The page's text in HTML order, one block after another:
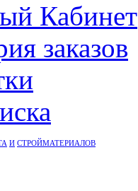
Кабинет
заказов
А И СТРОЙМАТЕРИАЛОВ